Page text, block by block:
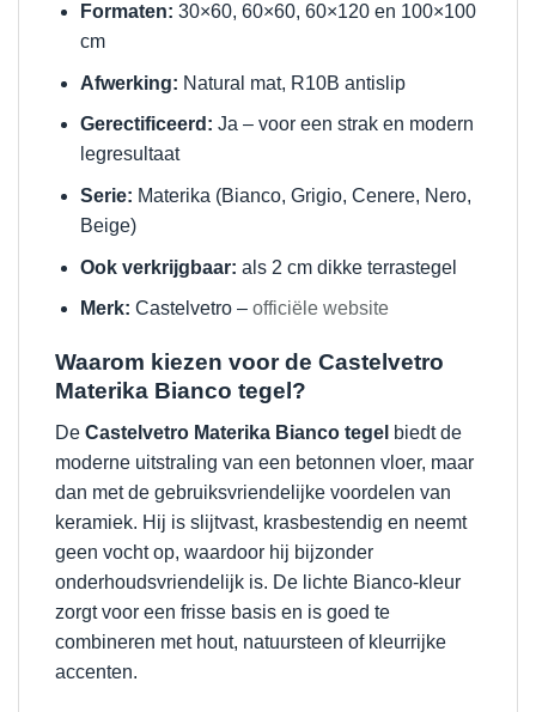
Formaten: 30×60, 60×60, 60×120 en 100×100
cm
Afwerking: Natural mat, R10B antislip
Gerectificeerd: Ja – voor een strak en modern
legresultaat
Serie: Materika (Bianco, Grigio, Cenere, Nero,
Beige)
Ook verkrijgbaar: als 2 cm dikke terrastegel
Merk: Castelvetro – officiële website
Waarom kiezen voor de Castelvetro
Materika Bianco tegel?
De Castelvetro Materika Bianco tegel biedt de
moderne uitstraling van een betonnen vloer, maar
dan met de gebruiksvriendelijke voordelen van
keramiek. Hij is slijtvast, krasbestendig en neemt
geen vocht op, waardoor hij bijzonder
onderhoudsvriendelijk is. De lichte Bianco-kleur
zorgt voor een frisse basis en is goed te
combineren met hout, natuursteen of kleurrijke
accenten.